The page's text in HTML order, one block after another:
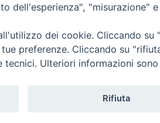
Editrice
dell'esperienza", "misurazione"
dei cookie. Cliccando
preferenze. Cliccando su
tecnici. Ulteriori informazioni
Rifiuta